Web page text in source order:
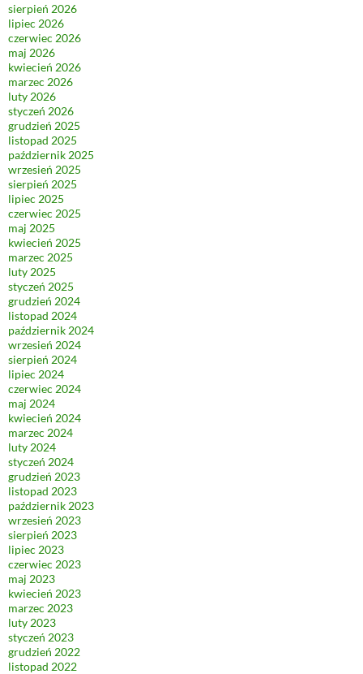
sierpień 2026
lipiec 2026
czerwiec 2026
maj 2026
kwiecień 2026
marzec 2026
luty 2026
styczeń 2026
grudzień 2025
listopad 2025
październik 2025
wrzesień 2025
sierpień 2025
lipiec 2025
czerwiec 2025
maj 2025
kwiecień 2025
marzec 2025
luty 2025
styczeń 2025
grudzień 2024
listopad 2024
październik 2024
wrzesień 2024
sierpień 2024
lipiec 2024
czerwiec 2024
maj 2024
kwiecień 2024
marzec 2024
luty 2024
styczeń 2024
grudzień 2023
listopad 2023
październik 2023
wrzesień 2023
sierpień 2023
lipiec 2023
czerwiec 2023
maj 2023
kwiecień 2023
marzec 2023
luty 2023
styczeń 2023
grudzień 2022
listopad 2022